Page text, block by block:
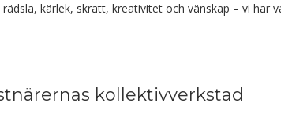
kärlek, skratt, kreativitet och vänskap – vi har
kollektivverkstad